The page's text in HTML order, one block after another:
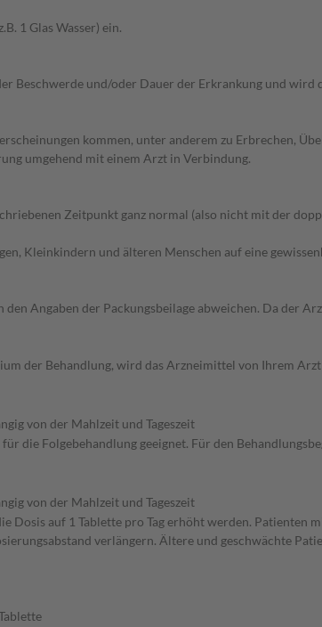
1 Glas Wasser) ein.
Beschwerde und/oder Dauer der Erkrankung und wird
kommen, unter anderem zu Erbrechen,
umgehend mit einem Arzt in Verbindung.
Zeitpunkt ganz normal (also nicht mit der
Kleinkindern und älteren Menschen auf eine
Angaben der Packungsbeilage abweichen. Da der
der Behandlung, wird das Arzneimittel von Ihrem
von der Mahlzeit und Tageszeit
die Folgebehandlung geeignet. Für den
von der Mahlzeit und Tageszeit
Dosis auf 1 Tablette pro Tag erhöht werden.
verlängern. Ältere und geschwächte